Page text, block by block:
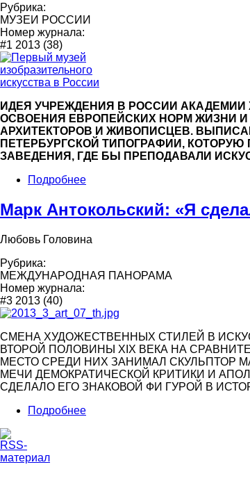
Рубрика:
МУЗЕИ РОССИИ
Номер журнала:
#1 2013 (38)
ИДЕЯ УЧРЕЖДЕНИЯ В РОССИИ
ОСВОЕНИЯ ЕВРОПЕЙСКИХ НОРМ ЖИЗНИ
АРХИТЕКТОРОВ И ЖИВОПИСЦЕВ.
ПЕТЕРБУРГСКОЙ ТИПОГРАФИИ,
ЗАВЕДЕНИЯ, ГДЕ БЫ ПРЕПОДАВАЛИ
Подробнее
Марк Антокольский: «Я
Любовь Головина
Рубрика:
МЕЖДУНАРОДНАЯ ПАНОРАМА
Номер журнала:
#3 2013 (40)
СМЕНА ХУДОЖЕСТВЕННЫХ СТИЛЕЙ В
ВТОРОЙ ПОЛОВИНЫ ХIХ ВЕКА НА
МЕСТО СРЕДИ НИХ ЗАНИМАЛ СКУЛЬПТОР
МЕЧИ ДЕМОКРАТИЧЕСКОЙ КРИТИКИ И
СДЕЛАЛО ЕГО ЗНАКОВОЙ ФИ ГУРОЙ В
Подробнее